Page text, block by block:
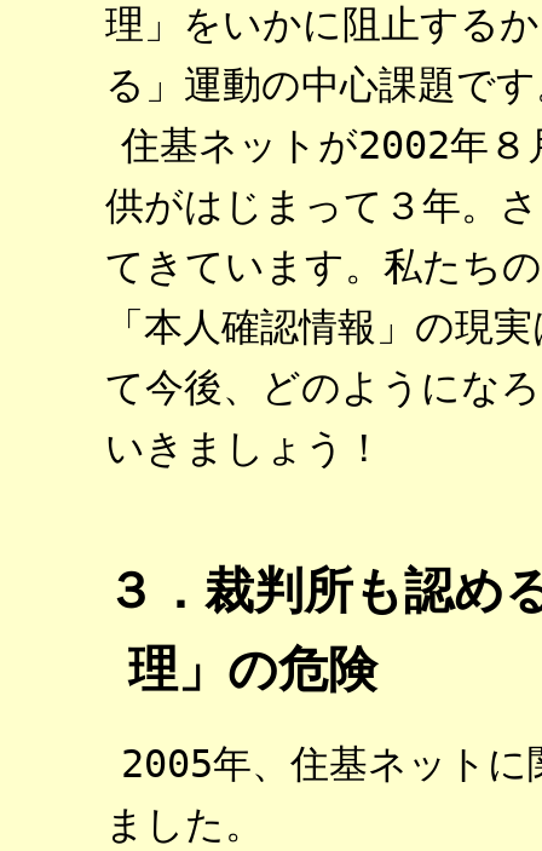
理」をいかに阻止する
る」運動の中心課題で
住基ネットが2002年８
供がはじまって３年。
てきています。私たち
「本人確認情報」の現
て今後、どのようにな
いきましょう！
３．裁判所も認め
理」の危険
2005年、住基ネット
ました。